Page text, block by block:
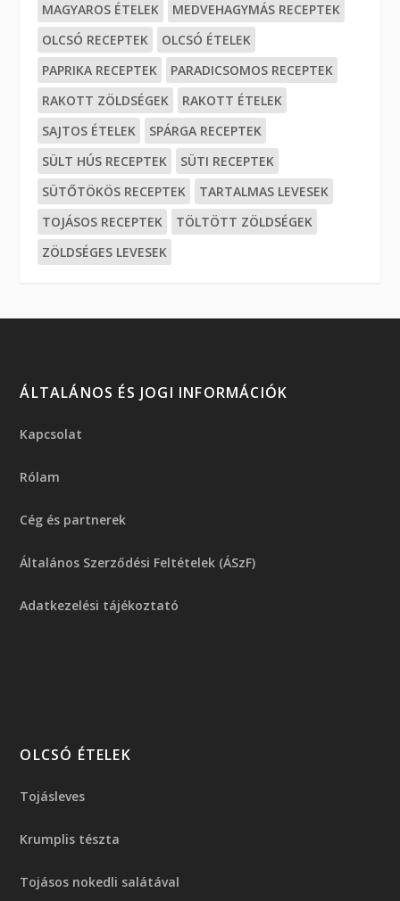
MAGYAROS ÉTELEK
MEDVEHAGYMÁS RECEPTEK
OLCSÓ RECEPTEK
OLCSÓ ÉTELEK
PAPRIKA RECEPTEK
PARADICSOMOS RECEPTEK
RAKOTT ZÖLDSÉGEK
RAKOTT ÉTELEK
SAJTOS ÉTELEK
SPÁRGA RECEPTEK
SÜLT HÚS RECEPTEK
SÜTI RECEPTEK
SÜTŐTÖKÖS RECEPTEK
TARTALMAS LEVESEK
TOJÁSOS RECEPTEK
TÖLTÖTT ZÖLDSÉGEK
ZÖLDSÉGES LEVESEK
ÁLTALÁNOS ÉS JOGI INFORMÁCIÓK
Kapcsolat
Rólam
Cég és partnerek
Általános Szerződési Feltételek (ÁSzF)
Adatkezelési tájékoztató
OLCSÓ ÉTELEK
Tojásleves
Krumplis tészta
Tojásos nokedli salátával